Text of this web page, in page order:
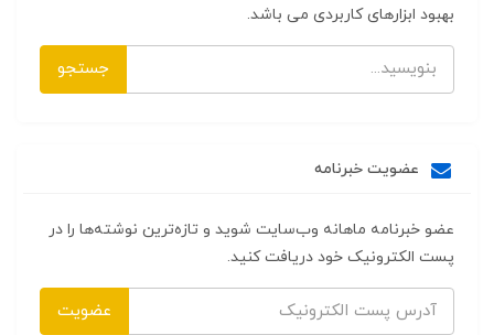
بهبود ابزارهای کاربردی می باشد.
جستجو
عضویت خبرنامه
عضو خبرنامه ماهانه وب‌سایت شوید و تازه‌ترین نوشته‌ها را در
پست الکترونیک خود دریافت کنید.
عضویت